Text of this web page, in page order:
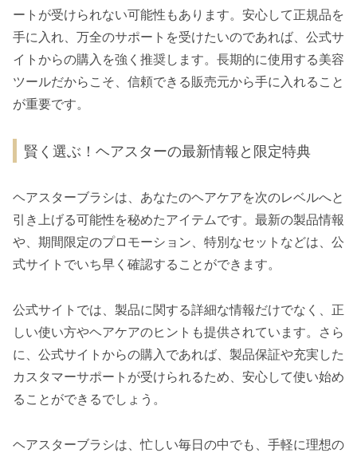
ートが受けられない可能性もあります。安心して正規品を
手に入れ、万全のサポートを受けたいのであれば、公式サ
イトからの購入を強く推奨します。長期的に使用する美容
ツールだからこそ、信頼できる販売元から手に入れること
が重要です。
賢く選ぶ！ヘアスターの最新情報と限定特典
ヘアスターブラシは、あなたのヘアケアを次のレベルへと
引き上げる可能性を秘めたアイテムです。最新の製品情報
や、期間限定のプロモーション、特別なセットなどは、公
式サイトでいち早く確認することができます。
公式サイトでは、製品に関する詳細な情報だけでなく、正
しい使い方やヘアケアのヒントも提供されています。さら
に、公式サイトからの購入であれば、製品保証や充実した
カスタマーサポートが受けられるため、安心して使い始め
ることができるでしょう。
ヘアスターブラシは、忙しい毎日の中でも、手軽に理想の